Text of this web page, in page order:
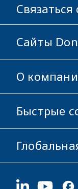
Сайты
Donaldson
Магазин
О
Информация
Этика и
Карьера
Быстрые
Инвесторам
Поставщикам
1400 W